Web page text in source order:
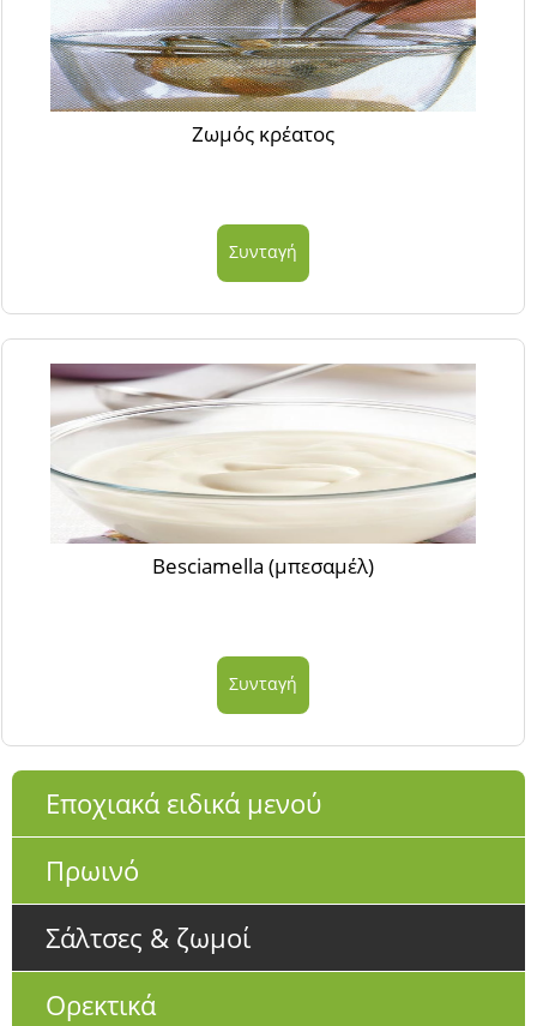
Ζωμός κρέατος
Συνταγή
Besciamella (μπεσαμέλ)
Συνταγή
Εποχιακά ειδικά μενού
Πρωινό
Σάλτσες & ζωμοί
Ορεκτικά